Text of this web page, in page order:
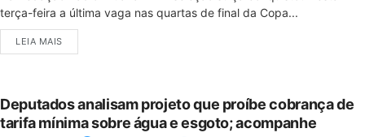
terça-feira a última vaga nas quartas de final da Copa...
LEIA MAIS
Deputados analisam projeto que proíbe cobrança de
tarifa mínima sobre água e esgoto; acompanhe